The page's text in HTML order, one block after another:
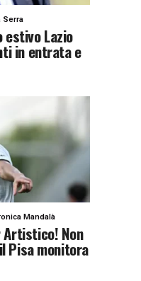
Serra
estivo Lazio
in entrata e
Mandalà
Artistico! Non
Pisa monitora